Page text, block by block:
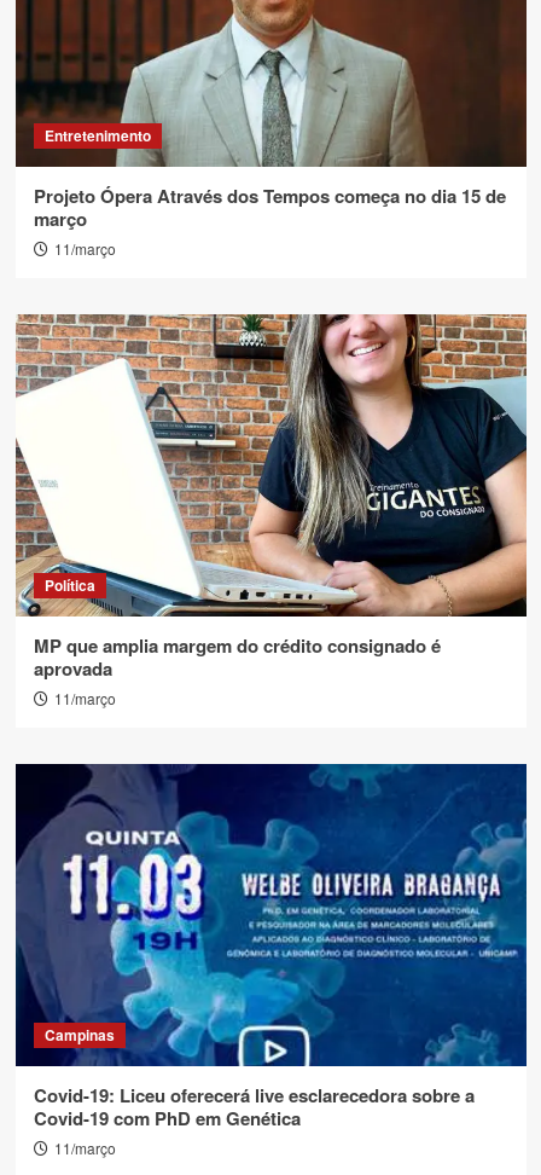
Entretenimento
Projeto Ópera Através dos Tempos começa no dia 15 de
março
11/março
Política
MP que amplia margem do crédito consignado é
aprovada
11/março
Campinas
Covid-19: Liceu oferecerá live esclarecedora sobre a
Covid-19 com PhD em Genética
11/março